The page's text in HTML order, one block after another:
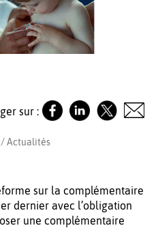
sur :
/Actualités
sur la complémentaire
dernier avec l’obligation
une complémentaire